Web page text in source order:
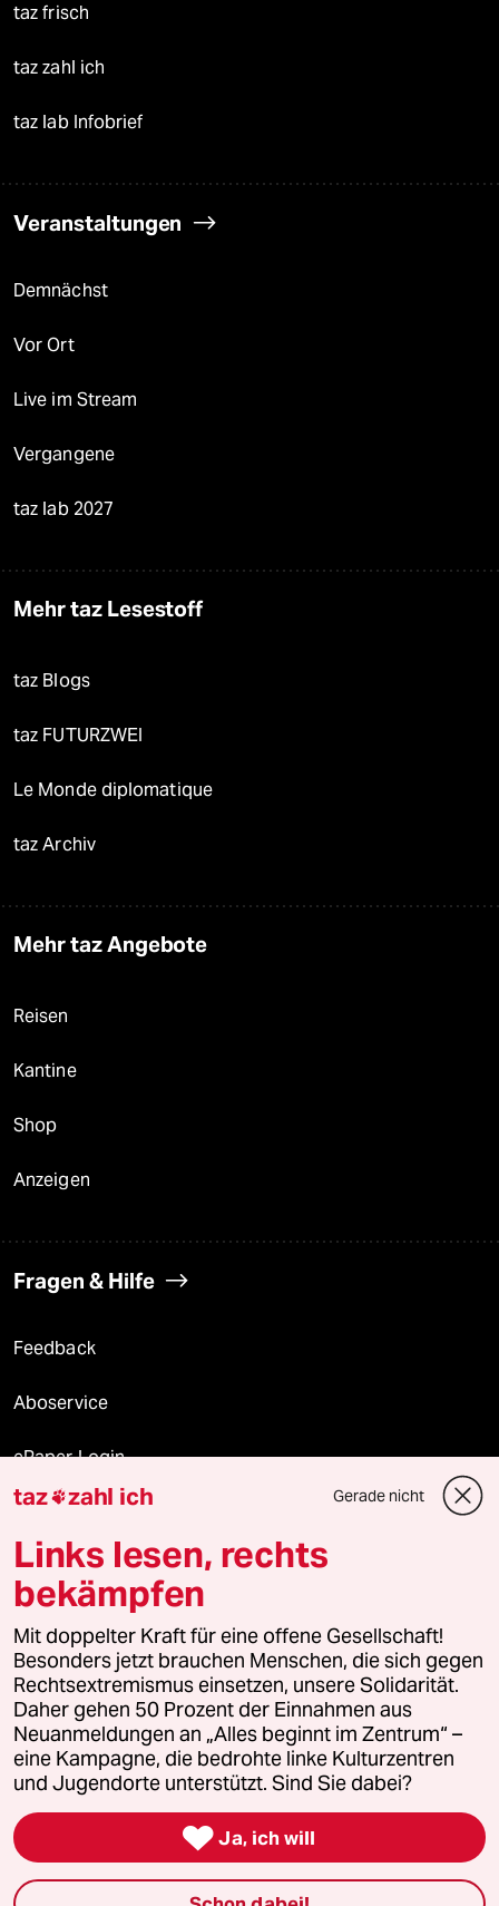
taz frisch
taz zahl ich
taz lab Infobrief
Veranstaltungen
Demnächst
Vor Ort
Live im Stream
Vergangene
taz lab 2027
Mehr taz Lesestoff
taz Blogs
taz FUTURZWEI
Le Monde diplomatique
taz Archiv
Mehr taz Angebote
Reisen
Kantine
Shop
Anzeigen
Fragen & Hilfe
Feedback
Aboservice
ePaper Login
Downloads für Abonnierende
© 2026 taz Verlags und Vertriebs GmbH
Alle Rechte vorbehalten. Bei rechtlichen Fragen oder für Genehmigungen
wenden Sie sich bitte an
lizenzen@taz.de
Feedback Redaktionsstatut Kommune-Richtlinien
Leitlinie Informant Datenschutz Impressum AGB
Seitenwende Einwilligungen widerrufen (Ads)
taz zahl ich Gerade nicht
Links lesen, rechts
bekämpfen
Mit doppelter Kraft für eine offene Gesellschaft!
Besonders jetzt brauchen Menschen, die sich gegen
Rechtsextremismus einsetzen, unsere Solidarität.
Daher gehen 50 Prozent der Einnahmen aus
Neuanmeldungen an „Alles beginnt im Zentrum“ –
eine Kampagne, die bedrohte linke Kulturzentren
und Jugendorte unterstützt. Sind Sie dabei?
 Ja, ich will